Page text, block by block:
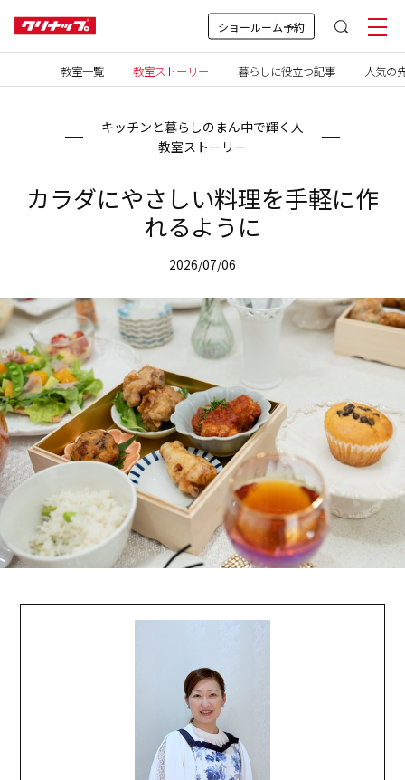
ショールーム予約
教室一覧 教室ストーリー 暮らしに役立つ記事 人気の
キッチンと暮らしのまん中で輝く人
教室ストーリー
カラダにやさしい料理を手軽に作
れるように
2026/07/06